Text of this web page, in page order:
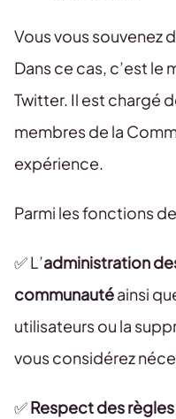
Vous vous souvenez
Dans ce cas, c’est le
Twitter. Il est chargé
membres de la
expérience.
Parmi les fonctions
✅ L’administration
communautéainsi
utilisateurs ou la
vous considérez
✅Respect des règles